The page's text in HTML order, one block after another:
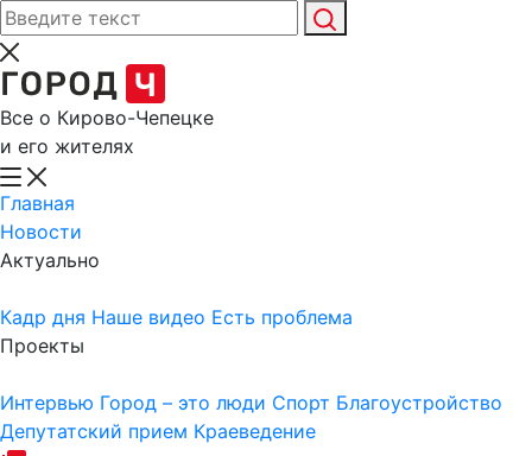
Все о Кирово-Чепецке
и его жителях
Главная
Новости
Актуально
Кадр дня Наше видео Есть проблема
Проекты
Интервью Город – это люди Спорт Благоустройство
Депутатский прием Краеведение